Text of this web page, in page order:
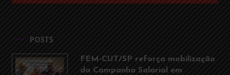
POSTS
FEM-CUT/SP reforça mobilização
da Campanha Salarial em